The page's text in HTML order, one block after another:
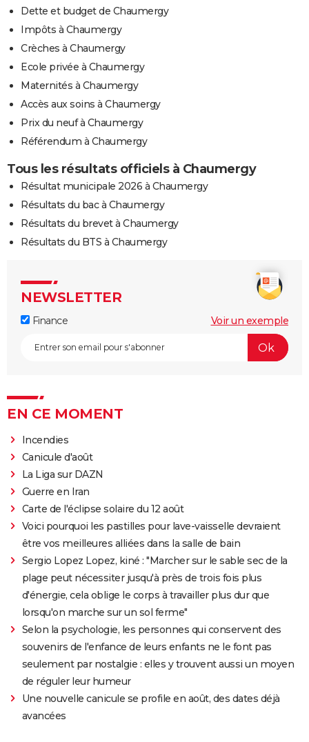
Dette et budget de Chaumergy
Impôts à Chaumergy
Crèches à Chaumergy
Ecole privée à Chaumergy
Maternités à Chaumergy
Accès aux soins à Chaumergy
Prix du neuf à Chaumergy
Référendum à Chaumergy
Tous les résultats officiels à Chaumergy
Résultat municipale 2026 à Chaumergy
Résultats du bac à Chaumergy
Résultats du brevet à Chaumergy
Résultats du BTS à Chaumergy
NEWSLETTER
Finance Voir un exemple
EN CE MOMENT
Incendies
Canicule d'août
La Liga sur DAZN
Guerre en Iran
Carte de l'éclipse solaire du 12 août
Voici pourquoi les pastilles pour lave-vaisselle devraient
être vos meilleures alliées dans la salle de bain
Sergio Lopez Lopez, kiné : "Marcher sur le sable sec de la
plage peut nécessiter jusqu'à près de trois fois plus
d'énergie, cela oblige le corps à travailler plus dur que
lorsqu'on marche sur un sol ferme"
Selon la psychologie, les personnes qui conservent des
souvenirs de l'enfance de leurs enfants ne le font pas
seulement par nostalgie : elles y trouvent aussi un moyen
de réguler leur humeur
Une nouvelle canicule se profile en août, des dates déjà
avancées